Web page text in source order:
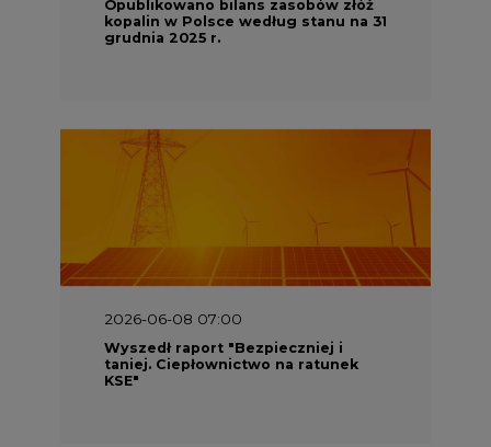
Opublikowano bilans zasobów złóż
kopalin w Polsce według stanu na 31
grudnia 2025 r.
2026-06-08 07:00
Wyszedł raport "Bezpieczniej i
taniej. Ciepłownictwo na ratunek
KSE"